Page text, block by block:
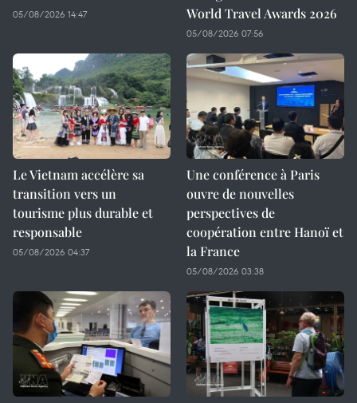
05/08/2026 14:47
World Travel Awards 2026
05/08/2026 07:56
Le Vietnam accélère sa
transition vers un
tourisme plus durable et
responsable
05/08/2026 04:37
Une conférence à Paris
ouvre de nouvelles
perspectives de
coopération entre Hanoï et
la France
05/08/2026 03:38